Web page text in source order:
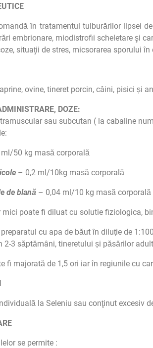
în tratamentul tulburărilor lipsei
embrionare, miodistrofii scheletare şi
situaţii de stres, micsorarea sporului în
ovine, tineret porcin, câini, pisici și
DOZE:
sau subcutan ( la cabaline
50 kg masă corporală
– 0,2 ml/10kg masă corporală
de blană – 0,04 ml/10 kg masă corporală
poate fi diluat cu solutie fiziologica,
cu apa de băut în diluție de
2-3 săptămâni, tineretului și păsărilor
fi majorată de 1,5 ori iar în regiunile cu
la Seleniu sau conţinut excesiv
se permite :